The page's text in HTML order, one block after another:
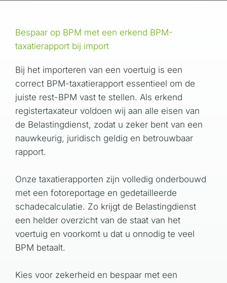
Bespaar op BPM met een erkend BPM-
taxatierapport bij import
Bij het importeren van een voertuig is een
correct BPM-taxatierapport essentieel om de
juiste rest-BPM vast te stellen. Als erkend
registertaxateur voldoen wij aan alle eisen van
de Belastingdienst, zodat u zeker bent van een
nauwkeurig, juridisch geldig en betrouwbaar
rapport.
Onze taxatierapporten zijn volledig onderbouwd
met een fotoreportage en gedetailleerde
schadecalculatie. Zo krijgt de Belastingdienst
een helder overzicht van de staat van het
voertuig en voorkomt u dat u onnodig te veel
BPM betaalt.
Kies voor zekerheid en bespaar met een